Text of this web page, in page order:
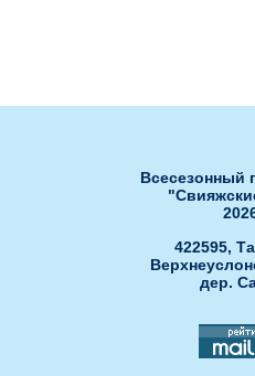
Всесезонный
422595,
дер.